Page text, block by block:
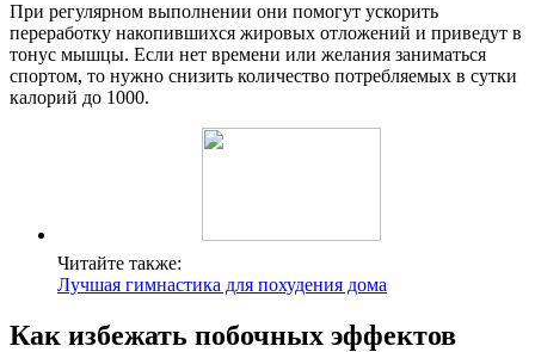
При регулярном выполнении они помогут ускорить
переработку накопившихся жировых отложений и приведут в
тонус мышцы. Если нет времени или желания заниматься
спортом, то нужно снизить количество потребляемых в сутки
калорий до 1000.
Читайте также:
Лучшая гимнастика для похудения дома
Как избежать побочных эффектов